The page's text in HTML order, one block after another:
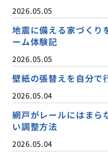
2026.05.05
地震に備える家づくり
ーム体験記
2026.05.05
壁紙の張替えを自分で
2026.05.04
網戸がレールにはまら
い調整方法
2026.05.04